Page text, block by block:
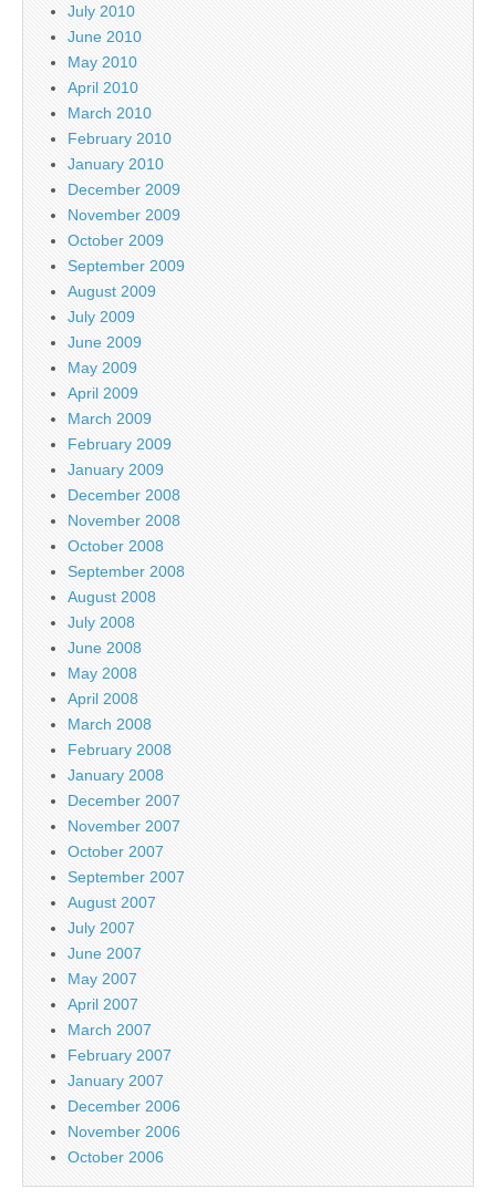
July 2010
June 2010
May 2010
April 2010
March 2010
February 2010
January 2010
December 2009
November 2009
October 2009
September 2009
August 2009
July 2009
June 2009
May 2009
April 2009
March 2009
February 2009
January 2009
December 2008
November 2008
October 2008
September 2008
August 2008
July 2008
June 2008
May 2008
April 2008
March 2008
February 2008
January 2008
December 2007
November 2007
October 2007
September 2007
August 2007
July 2007
June 2007
May 2007
April 2007
March 2007
February 2007
January 2007
December 2006
November 2006
October 2006